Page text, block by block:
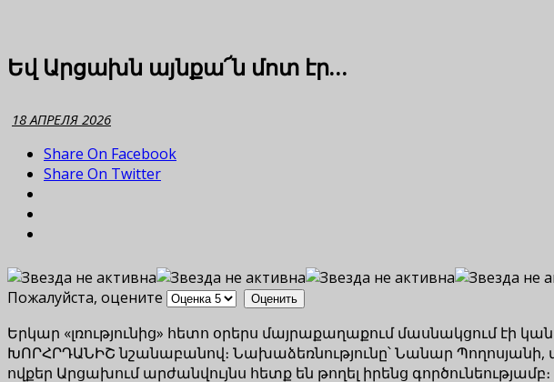
Եվ Արցախն այնքա՜ն մոտ էր…
18 АПРЕЛЯ 2026
Share On Facebook
Share On Twitter
Пожалуйста, оцените
Երկար «լռությունից» հետո օրերս մայրաքաղաքում մասնակցում էի
ԽՈՐՀՐԴԱՆԻՇ նշանաբանով։ Նախաձեռնությունը՝ Նանար
ովքեր Արցախում արժանվույնս հետք են թողել իրենց գործունեությամբ։